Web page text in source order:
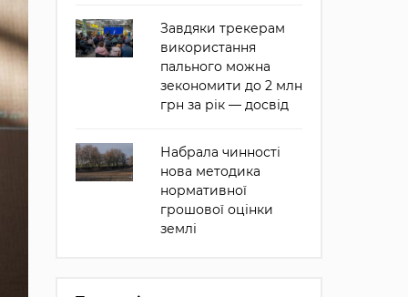
Завдяки трекерам
використання
пального можна
зекономити до 2 млн
грн за рік — досвід
Набрала чинності
нова методика
нормативної
грошової оцінки
землі